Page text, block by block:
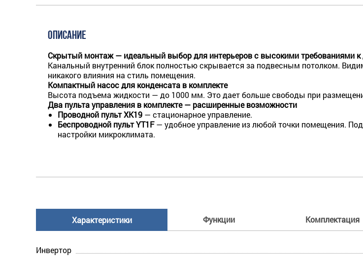
ОПИСАНИЕ
Скрытый монтаж — идеальный выбор для интерьеров с высокими требованиями к
Канальный внутренний блок полностью скрывается за подвесным потолком.
никакого влияния на стиль помещения.
Компактный насос для конденсата в комплекте
Высота подъема жидкости — до 1000 мм. Это дает больше свободы при
Два пульта управления в комплекте — расширенные возможности
Проводной пульт XK19 — стационарное управление.
Беспроводной пульт YT1F— удобное управление из любой точки помещения.
настройки микроклимата.
Характеристики Функции Комплектация
Инвертор